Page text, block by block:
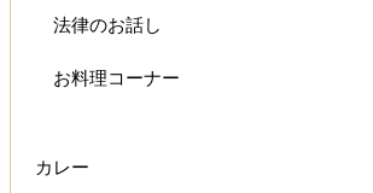
法律のお話し
お料理コーナー
カレー